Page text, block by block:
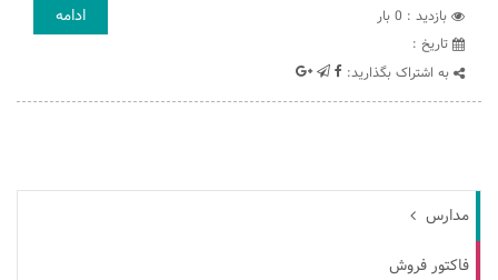
بازدید : 0 بار
تاريخ :
به اشتراک بگذارید:
ادامه
مدارس
فاکتور فروش